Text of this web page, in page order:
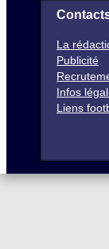
La
Publicité
Infos
Liens